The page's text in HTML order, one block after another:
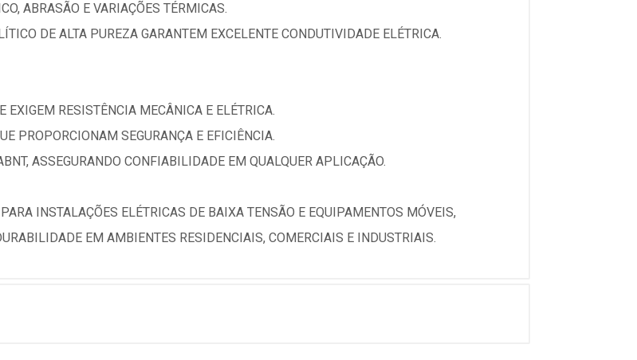
ABRASÃO E VARIAÇÕES TÉRMICAS.
DE ALTA PUREZA GARANTEM EXCELENTE CONDUTIVIDADE ELÉTRICA.
RESISTÊNCIA MECÂNICA E ELÉTRICA.
PROPORCIONAM SEGURANÇA E EFICIÊNCIA.
ASSEGURANDO CONFIABILIDADE EM QUALQUER APLICAÇÃO.
INSTALAÇÕES ELÉTRICAS DE BAIXA TENSÃO E EQUIPAMENTOS MÓVEIS,
EM AMBIENTES RESIDENCIAIS, COMERCIAIS E INDUSTRIAIS.